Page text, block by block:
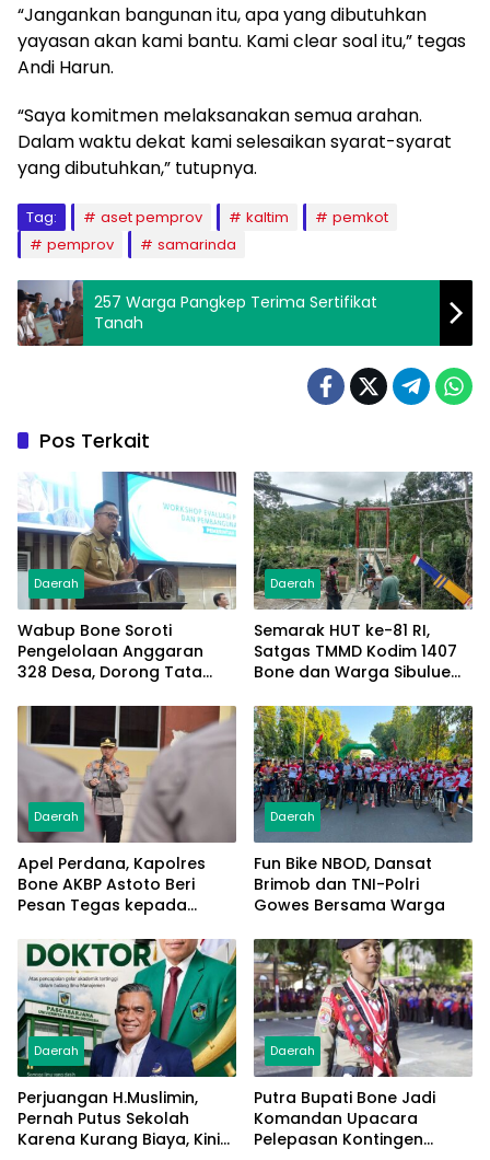
“Jangankan bangunan itu, apa yang dibutuhkan
yayasan akan kami bantu. Kami clear soal itu,” tegas
Andi Harun.
“Saya komitmen melaksanakan semua arahan.
Dalam waktu dekat kami selesaikan syarat-syarat
yang dibutuhkan,” tutupnya.
Tag: aset pemprov kaltim
pemkot
pemprov
samarinda
257 Warga Pangkep Terima Sertifikat
Tanah
Pos Terkait
Daerah
Wabup Bone Soroti
Pengelolaan Anggaran
328 Desa, Dorong Tata
Daerah
Semarak HUT ke-81 RI,
Satgas TMMD Kodim 1407
Bone dan Warga Sibulue
Daerah
Apel Perdana, Kapolres
Bone AKBP Astoto Beri
Pesan Tegas kepada
Daerah
Fun Bike NBOD, Dansat
Brimob dan TNI-Polri
Gowes Bersama Warga
Daerah
Perjuangan H.Muslimin,
Pernah Putus Sekolah
Karena Kurang Biaya, Kini
Daerah
Putra Bupati Bone Jadi
Komandan Upacara
Pelepasan Kontingen